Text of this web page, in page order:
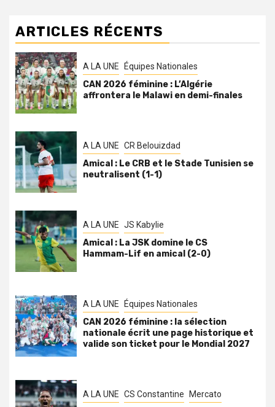
ARTICLES RÉCENTS
A LA UNE Équipes Nationales
CAN 2026 féminine : L’Algérie
affrontera le Malawi en demi-finales
A LA UNE CR Belouizdad
Amical : Le CRB et le Stade Tunisien se
neutralisent (1-1)
A LA UNE JS Kabylie
Amical : La JSK domine le CS
Hammam-Lif en amical (2-0)
A LA UNE Équipes Nationales
CAN 2026 féminine : la sélection
nationale écrit une page historique et
valide son ticket pour le Mondial 2027
A LA UNE CS Constantine Mercato